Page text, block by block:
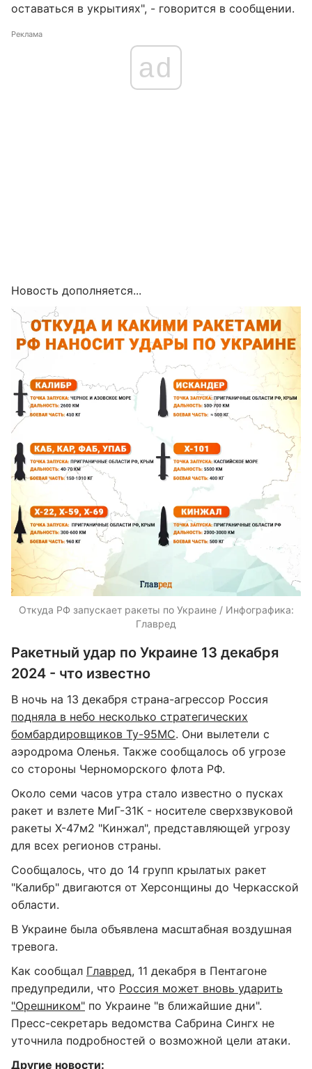
оставаться в укрытиях", - говорится в сообщении.
Реклама
ad
Новость дополняется...
Откуда РФ запускает ракеты по Украине / Инфографика:
Главред
Ракетный удар по Украине 13 декабря
2024 - что известно
В ночь на 13 декабря страна-агрессор Россия
подняла в небо несколько стратегических
бомбардировщиков Ту-95МС. Они вылетели с
аэродрома Оленья. Также сообщалось об угрозе
со стороны Черноморского флота РФ.
Около семи часов утра стало известно о пусках
ракет и взлете МиГ-31К - носителе сверхзвуковой
ракеты Х-47м2 "Кинжал", представляющей угрозу
для всех регионов страны.
Сообщалось, что до 14 групп крылатых ракет
"Калибр" двигаются от Херсонщины до Черкасской
области.
В Украине была объявлена масштабная воздушная
тревога.
Как сообщал Главред, 11 декабря в Пентагоне
предупредили, что Россия может вновь ударить
"Орешником" по Украине "в ближайшие дни".
Пресс-секретарь ведомства Сабрина Сингх не
уточнила подробностей о возможной цели атаки.
Другие новости: